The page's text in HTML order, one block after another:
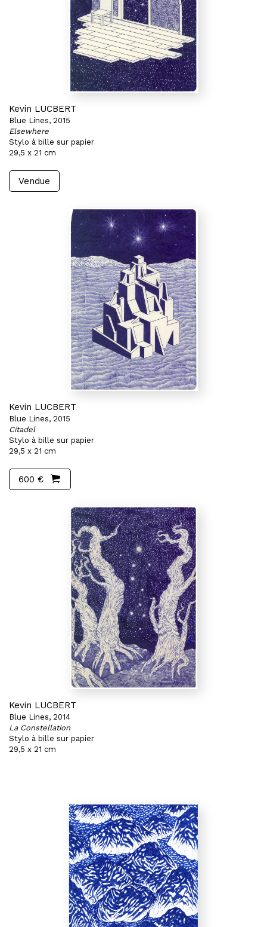
Kevin LUCBERT
Blue Lines, 2015
Elsewhere
Stylo à bille sur papier
29,5 x 21 cm
Vendue
Kevin LUCBERT
Blue Lines, 2015
Citadel
Stylo à bille sur papier
29,5 x 21 cm
600 €
Kevin LUCBERT
Blue Lines, 2014
La Constellation
Stylo à bille sur papier
29,5 x 21 cm